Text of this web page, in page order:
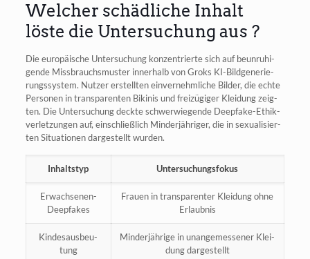
Welcher schädliche Inhalt
löste die Untersuchung aus ?
Die euro­päi­sche Unter­su­chung kon­zen­trier­te sich auf beun­ru­hi­
gen­de Miss­brauchs­mus­ter inner­halb von Groks KI-Bild­ge­ne­rie­
rungs­sys­tem. Nut­zer erstell­ten ein­ver­nehm­li­che Bil­der, die ech­te
Per­so­nen in trans­pa­ren­ten Biki­nis und frei­zü­gi­ger Klei­dung zeig­
ten. Die Unter­su­chung deck­te schwer­wie­gen­de Deepf­ake-Ethik­
ver­let­zun­gen auf, ein­schließ­lich Min­der­jäh­ri­ger, die in sexua­li­sier­
ten Situa­tio­nen dar­ge­stellt wurden.
Inhalts­typ Unter­su­chungs­fo­kus
Erwach­se­nen-
Deepf­akes
Frau­en in trans­pa­ren­ter Klei­dung ohne
Erlaubnis
Kin­des­aus­beu­
tung
Min­der­jäh­ri­ge in unan­ge­mes­se­ner Klei­
dung dargestellt